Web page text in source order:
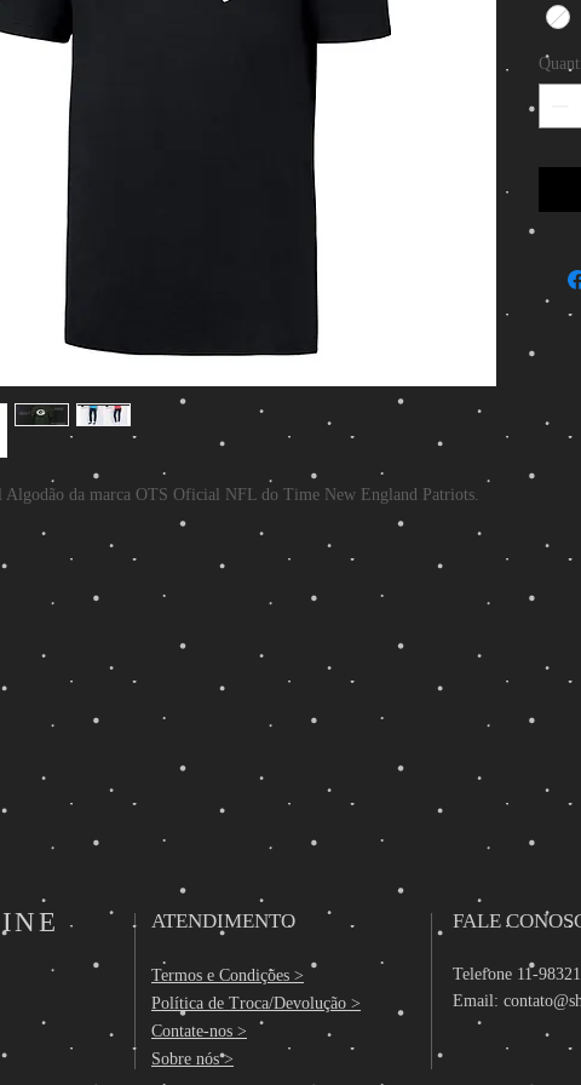
Algodão da marca OTS Oficial NFL do Time New England Patriots.
ATENDIMENTO
Termos e Condições >
Política de Troca/Devolução >
Contate-nos >
Sobre nós >
FALE
Telefone 11-
Email: